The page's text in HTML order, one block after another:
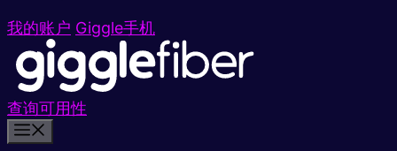
我的账户 Giggle手机
查询可用性